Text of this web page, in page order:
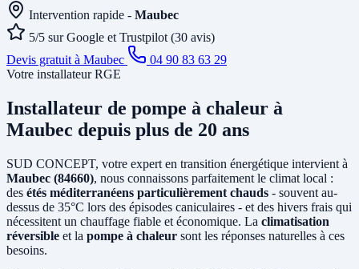
Intervention rapide - Maubec
5/5 sur Google et Trustpilot (30 avis)
Devis gratuit à Maubec
04 90 83 63 29
Votre installateur RGE
Installateur de pompe à chaleur à
Maubec depuis plus de 20 ans
SUD CONCEPT, votre expert en transition énergétique intervient à
Maubec (84660), nous connaissons parfaitement le climat local :
des étés méditerranéens particulièrement chauds - souvent au-
dessus de 35°C lors des épisodes caniculaires - et des hivers frais qui
nécessitent un chauffage fiable et économique. La climatisation
réversible et la pompe à chaleur sont les réponses naturelles à ces
besoins.